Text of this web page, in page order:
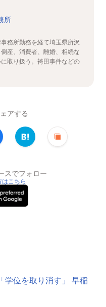
所
務所勤務を経て埼玉県所沢
産、消費者、離婚、相続な
取り扱う。袴田事件などの
アする
スでフォロー
こちら
学位を取り消す」 早稲